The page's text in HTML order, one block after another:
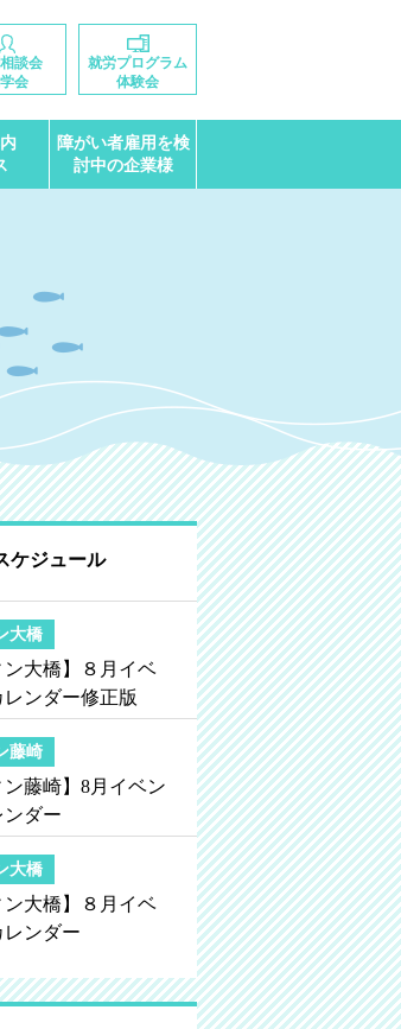
談会
会
就労プログラム
体験会
障がい者雇用を検
討中の企業様
ケジュール
大橋
ン大橋】８月イベ
レンダー修正版
藤崎
ン藤崎】8月イベン
ンダー
大橋
ン大橋】８月イベ
レンダー